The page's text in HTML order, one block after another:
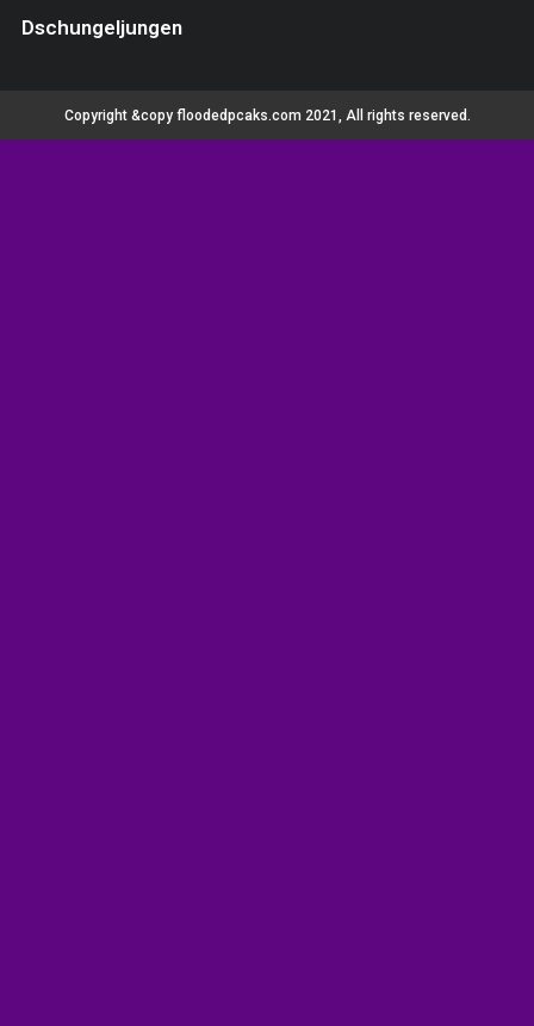
Dschungeljungen
Copyright &copy floodedpcaks.com 2021, All rights reserved.